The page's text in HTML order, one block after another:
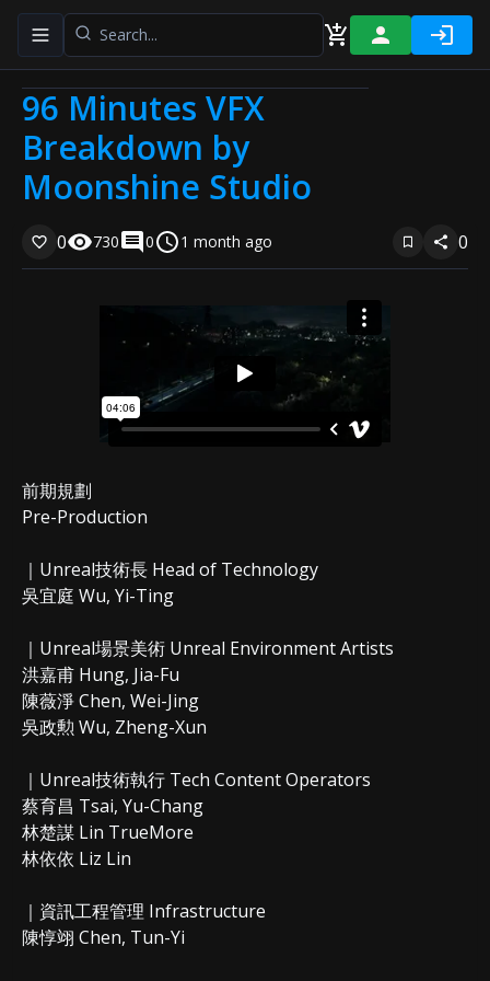
Toggle navigation menu
96 Minutes VFX
Breakdown by
Moonshine Studio
0 730 0 1 month ago 0
前期規劃
Pre-Production
｜Unreal技術長 Head of Technology
吳宜庭 Wu, Yi-Ting
｜Unreal場景美術 Unreal Environment Artists
洪嘉甫 Hung, Jia-Fu
陳薇淨 Chen, Wei-Jing
吳政勲 Wu, Zheng-Xun
｜Unreal技術執行 Tech Content Operators
蔡育昌 Tsai, Yu-Chang
林楚謀 Lin TrueMore
林依依 Liz Lin
｜資訊工程管理 Infrastructure
陳惇翊 Chen, Tun-Yi